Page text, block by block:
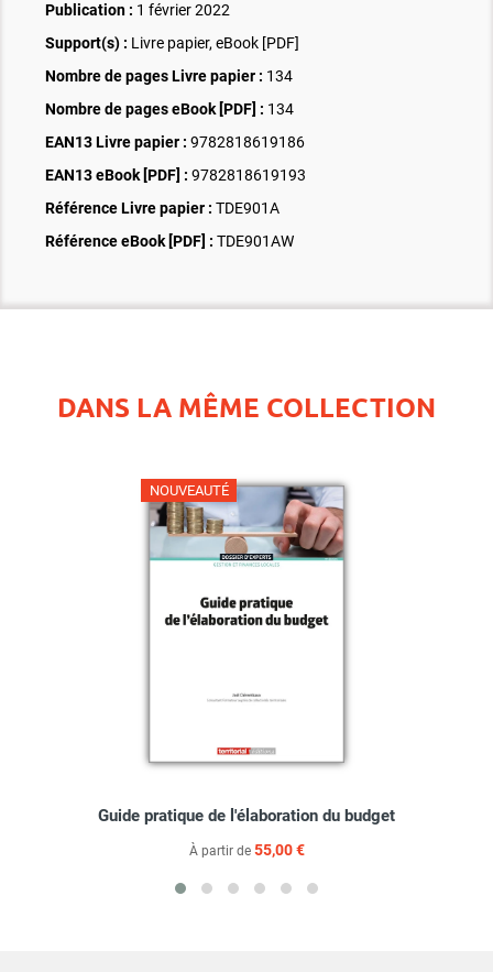
Publication : 1 février 2022
Support(s) : Livre papier, eBook [PDF]
Nombre de pages Livre papier : 134
Nombre de pages eBook [PDF] : 134
EAN13 Livre papier : 9782818619186
EAN13 eBook [PDF] : 9782818619193
Référence Livre papier : TDE901A
Référence eBook [PDF] : TDE901AW
DANS LA MÊME COLLECTION
NOUVEAUTÉ
Guide pratique de l'élaboration du budget
À partir de 55,00 €